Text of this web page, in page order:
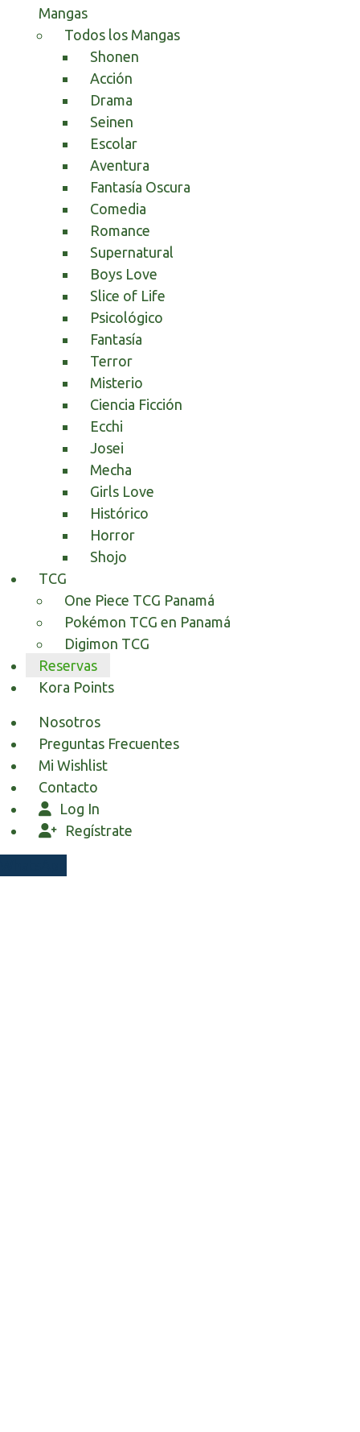
Mangas
Todos los Mangas
Shonen
Acción
Drama
Seinen
Escolar
Aventura
Fantasía Oscura
Comedia
Romance
Supernatural
Boys Love
Slice of Life
Psicológico
Fantasía
Terror
Misterio
Ciencia Ficción
Ecchi
Josei
Mecha
Girls Love
Histórico
Horror
Shojo
TCG
One Piece TCG Panamá
Pokémon TCG en Panamá
Digimon TCG
Reservas
Kora Points
Nosotros
Preguntas Frecuentes
Mi Wishlist
Contacto
Log In
Regístrate